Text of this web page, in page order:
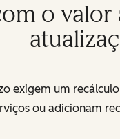
o
exigem um
ou adicionam